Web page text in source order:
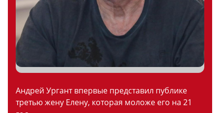
Андрей Ургант впервые представил публике
третью жену Елену, которая моложе его на 21